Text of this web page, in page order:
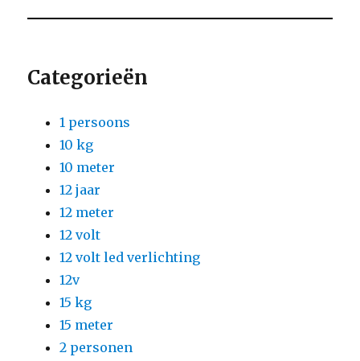
Categorieën
1 persoons
10 kg
10 meter
12 jaar
12 meter
12 volt
12 volt led verlichting
12v
15 kg
15 meter
2 personen